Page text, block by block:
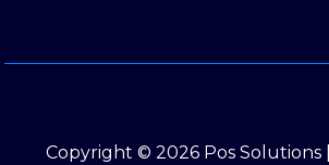
Copyright © 2026 Pos Solutions